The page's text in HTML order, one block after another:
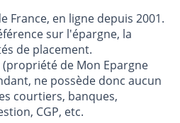
en ligne depuis 2001.
sur l'épargne, la
de placement.
de Mon Epargne
ne possède donc aucun